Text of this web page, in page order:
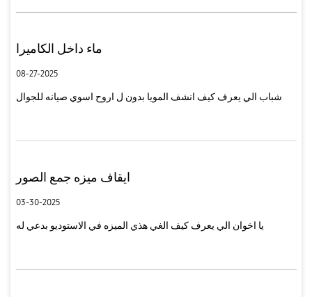
ماء داخل الكاميرا
08-27-2025
شباب الي يعرف كيف انشف المويا بدون ل اروح اسوي صيانه للجوال
ايقاف ميزه جمع الصور
03-30-2025
يا اخوان الي يعرف كيف الغي هذي الميزه في الاستوديو بدعي له